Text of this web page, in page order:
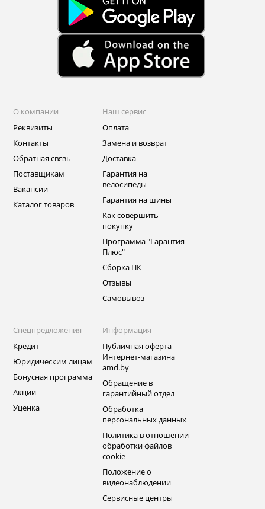
О компании
Реквизиты
Контакты
Обратная связь
Поставщикам
Вакансии
Каталог товаров
Наш сервис
Оплата
Замена и возврат
Доставка
Гарантия на
велосипеды
Гарантия на шины
Как совершить
покупку
Программа "Гарантия
Плюс"
Сборка ПК
Отзывы
Самовывоз
Спецпредложения
Кредит
Юридическим лицам
Бонусная программа
Акции
Уценка
Информация
Публичная оферта
Интернет-магазина
amd.by
Обращение в
гарантийный отдел
Обработка
персональных данных
Политика в отношении
обработки файлов
cookie
Положение о
видеонаблюдении
Сервисные центры